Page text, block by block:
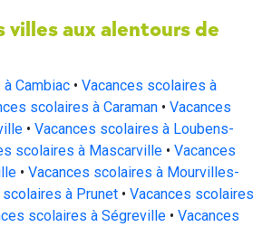
villes aux alentours de
Cambiac • Vacances scolaires à
scolaires à Caraman • Vacances
• Vacances scolaires à Loubens-
scolaires à Mascarville • Vacances
• Vacances scolaires à Mourvilles-
à Prunet • Vacances scolaires
scolaires à Ségreville • Vacances